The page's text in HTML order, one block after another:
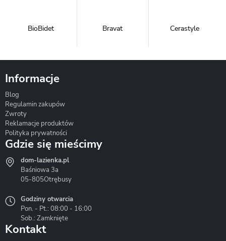
BioBidet Bravat Cerastyle
Hydrostop
Liveno
Informacje
Blog
Regulamin zakupów
Zwroty
Reklamacje produktów
Polityka prywatności
Gdzie się mieścimy
dom-lazienka.pl
Baśniowa 3a
05-805Otrębusy
Godziny otwarcia
Pon. - Pt.: 08:00 - 16:00
Sob.: Zamknięte
Kontakt